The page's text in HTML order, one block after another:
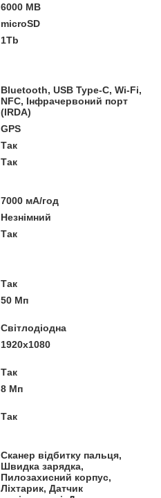
6000 MB
microSD
1Tb
Bluetooth, USB Type-C, Wi-Fi,
NFC, Інфрачервоний порт
(IRDA)
GPS
Так
Так
7000 мА/год
Незнімний
Так
Так
50 Мп
Світлодіодна
1920x1080
Так
8 Мп
Так
Сканер відбитку пальця,
Швидка зарядка,
Пилозахисний корпус,
Ліхтарик, Датчик